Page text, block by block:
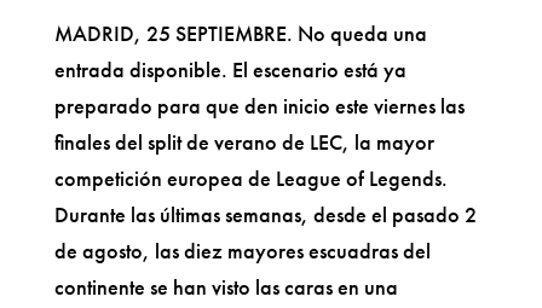
MADRID, 25 SEPTIEMBRE. No queda una
entrada disponible. El escenario está ya
preparado para que den inicio este viernes las
finales del split de verano de LEC, la mayor
competición europea de League of Legends.
Durante las últimas semanas, desde el pasado 2
de agosto, las diez mayores escuadras del
continente se han visto las caras en una